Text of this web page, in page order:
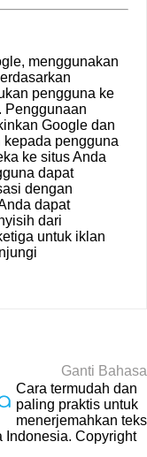
menggunakan
pengguna ke
Penggunaan
Google dan
pengguna
ke situs Anda
dapat
dengan
dapat
dari
untuk iklan
Ganti Bahasa
Cara termudah dan
paling praktis untuk
menerjemahkan teks
Indonesia. Copyright